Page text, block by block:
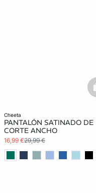
cheeta
PANTALÓN SATINADO DE
CORTE ANCHO
16,99 €29,99 €